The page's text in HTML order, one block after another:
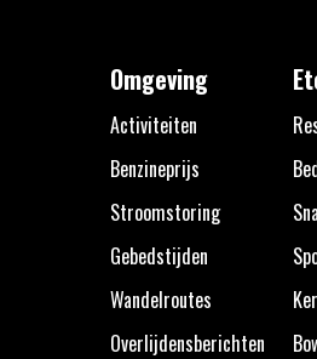
Omgeving
Activiteiten
Benzineprijs
Stroomstoring
Gebedstijden
Wandelroutes
Overlijdensberichten